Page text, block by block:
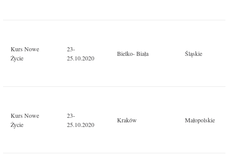
Kurs Nowe
Życie
23-
25.10.2020
Bielko- Biała Śląskie
Kurs Nowe
Życie
23-
25.10.2020
Kraków Małopolskie